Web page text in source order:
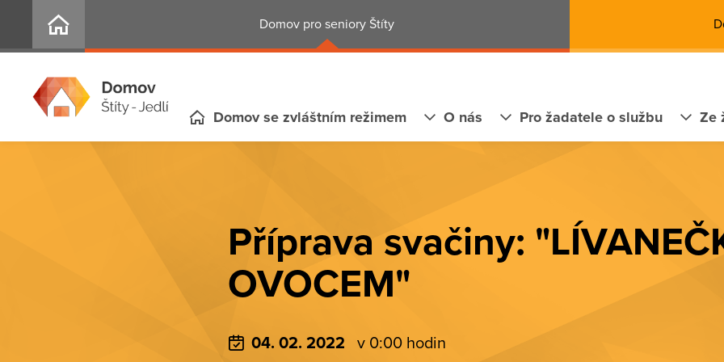
Domov pro seniory Štíty
Domov se zvláštním režimem O nás Pro žadatele o službu Ze
Příprava svačiny:
OVOCEM"
04. 02. 2022 v 0:00 hodin